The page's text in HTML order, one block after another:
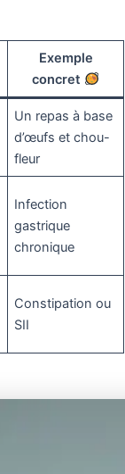
Exemple
concret
Un repas à base
d’œufs et chou-
fleur
Infection
gastrique
chronique
Constipation ou
SII